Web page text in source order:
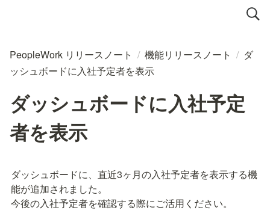
PeopleWork リリースノート / 機能リリースノート / ダ
ッシュボードに入社予定者を表示
ダッシュボードに入社予定
者を表示
ダッシュボードに、直近3ヶ月の入社予定者を表示する機
能が追加されました。
今後の入社予定者を確認する際にご活用ください。